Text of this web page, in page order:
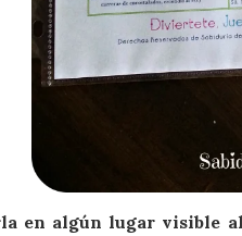
en algún lugar visible